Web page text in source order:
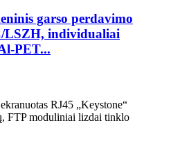
garso perdavimo
LSZH, individualiai
PET...